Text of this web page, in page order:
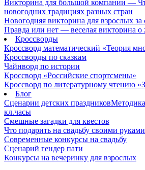
Викторина для большой компании —
новогодних традициях разных стран
Новогодняя викторина для взрослых за
Правда или нет — веселая викторина о
Кроссворды
Кроссворд математический «Теория
Кроссворды по сказкам
Чайнворд по истории
Кроссворд «Российские спортсмены»
Кроссворд по литературному чтению
Блог
Сценарии детских праздников
кл.часы
Смешные загадки для квестов
Что подарить на свадьбу своими руками
Современные конкурсы на свадьбу
Сценарий гендер пати
Конкурсы на вечеринку для взрослых